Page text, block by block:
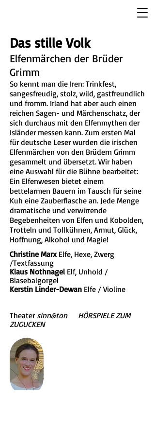
Das stille Volk
Elfenmärchen der Brüder
Grimm
So kennt man die Iren: Trinkfest,
sangesfreudig, stolz, wild, gastfreundlich
und fromm. Irland hat aber auch einen
reichen Sagen- und Märchenschatz, der
sich durchaus mit den Elfenmythen der
Isländer messen kann. Zum ersten Mal
für deutsche Leser wurden die irischen
Elfenmärchen von den Brüdern Grimm
gesammelt und übersetzt. Wir haben
eine Auswahl für die Bühne bearbeitet:
Ein Elfenwesen bietet einem
bettelarmen Bauern im Tausch für seine
Kuh eine Zauberflasche an. Jede Menge
dramatische und verwirrende
Begebenheiten von Elfen und Kobolden,
Trotteln und Tollkühnen, Armut, Glück,
Hoffnung, Alkohol und Magie!
Christine Marx Elfe, Hexe, Zwerg
/Textfassung
Klaus Nothnagel Elf, Unhold /
Blasebalgorgel
Kerstin Linder-Dewan Elfe / Violine
Theater sinn&ton HÖRSPIELE ZUM
ZUGUCKEN